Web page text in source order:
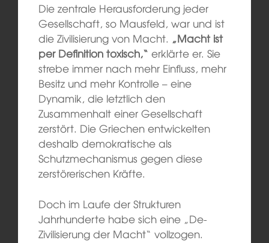
Die zentrale Herausforderung jeder
Gesellschaft, so Mausfeld, war und ist
die Zivilisierung von Macht. „Macht ist
per Definition toxisch,“ erklärte er. Sie
strebe immer nach mehr Einfluss, mehr
Besitz und mehr Kontrolle – eine
Dynamik, die letztlich den
Zusammenhalt einer Gesellschaft
zerstört. Die Griechen entwickelten
deshalb demokratische als
Schutzmechanismus gegen diese
zerstörerischen Kräfte.
Doch im Laufe der Strukturen
Jahrhunderte habe sich eine „De-
Zivilisierung der Macht“ vollzogen.